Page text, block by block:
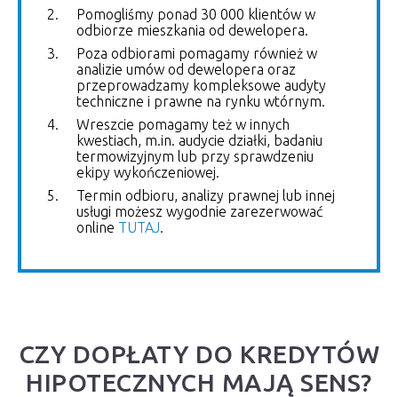
Pomogliśmy ponad 30 000 klientów w
odbiorze mieszkania od dewelopera.
Poza odbiorami pomagamy również w
analizie umów od dewelopera oraz
przeprowadzamy kompleksowe audyty
techniczne i prawne na rynku wtórnym.
Wreszcie pomagamy też w innych
kwestiach, m.in. audycie działki, badaniu
termowizyjnym lub przy sprawdzeniu
ekipy wykończeniowej.
Termin odbioru, analizy prawnej lub innej
usługi możesz wygodnie zarezerwować
online TUTAJ
CZY DOPŁATY DO KREDYTÓW
HIPOTECZNYCH MAJĄ SENS?